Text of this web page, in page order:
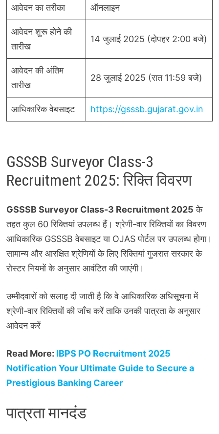
आवेदन का तरीका ऑनलाइन
आवेदन शुरू होने की
तारीख
14 जुलाई 2025 (दोपहर 2:00 बजे)
आवेदन की अंतिम
तारीख
28 जुलाई 2025 (रात 11:59 बजे)
आधिकारिक वेबसाइट https://gsssb.gujarat.gov.in
GSSSB Surveyor Class-3
Recruitment 2025: रिक्ति विवरण
GSSSB Surveyor Class-3 Recruitment 2025 के
तहत कुल 60 रिक्तियां उपलब्ध हैं। श्रेणी-वार रिक्तियों का विवरण
आधिकारिक GSSSB वेबसाइट या OJAS पोर्टल पर उपलब्ध होगा।
सामान्य और आरक्षित श्रेणियों के लिए रिक्तियां गुजरात सरकार के
रोस्टर नियमों के अनुसार आवंटित की जाएंगी।
उम्मीदवारों को सलाह दी जाती है कि वे आधिकारिक अधिसूचना में
श्रेणी-वार रिक्तियों की जाँच करें ताकि उनकी पात्रता के अनुसार
आवेदन करें
Read More: IBPS PO Recruitment 2025
Notification Your Ultimate Guide to Secure a
Prestigious Banking Career
पात्रता मानदंड